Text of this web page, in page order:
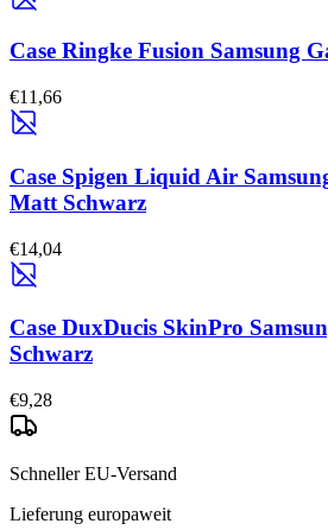
Case Ringke Fusion Samsung
€11,66
Case Spigen Liquid Air
Matt Schwarz
€14,04
Case DuxDucis SkinPro
Schwarz
€9,28
Schneller EU-Versand
Lieferung europaweit